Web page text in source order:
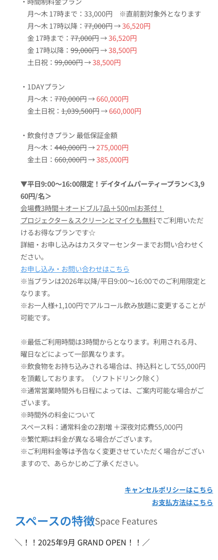
月〜木 17時まで：33,000円 ※直前割対象外となります
月〜木 17時以降： 77,000円→36,520円
金 17時まで： 77,000円→36,520円
金 17時以降： 99,000円→38,500円
土日祝： 99,000円→38,500円
・1DAYプラン
月〜木： 770,000円→660,000円
金土日祝： 1,039,500円→660,000円
・飲食付きプラン 最低保証金額
月〜木： 440,000円→275,000円
金土日： 660,000円→385,000円
▼平日9:00〜16:00限定！デイタイムパーティープラン＜3,9
60円/名＞
会場費3時間＋オードブル7品＋500mlお茶付！
プロジェクター＆スクリーンとマイクも無料でご利用いただ
けるお得なプランです☆
詳細・お申し込みはカスタマーセンターまでお問い合わせく
ださい。
お申し込み・ お問い合わせはこちら
※当プランは2026年以降/平日9:00〜16:00でのご利用限定と
なります。
※お一人様+1,100円でアルコール飲み放題に変更することが
可能です。
※最低ご利用時間は3時間からとなります。利用される月、
曜日などによって一部異なります。
※飲食物をお持ち込みされる場合は、持込料として55,000円
を頂戴しております。（ソフトドリンク除く）
※通常営業時間外も日程によっては、ご案内可能な場合がご
ざいます。
※時間外の料金について
スペース料：通常料金の2割増 ＋深夜対応費55,000円
※繁忙期は料金が異なる場合がございます。
※ご利用料金等は予告なく変更させていただく場合がござい
ますので、あらかじめご了承ください。
キャンセルポリシーはこちら
お支払方法はこちら
スペースの特徴Space Features
＼！！2025年9月 GRAND OPEN！！／